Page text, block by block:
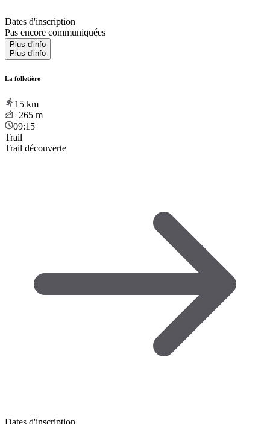
Dates d'inscription
Pas encore communiquées
Plus d'info
Plus d'info
La folletière
15 km
+265 m
09:15
Trail
Trail découverte